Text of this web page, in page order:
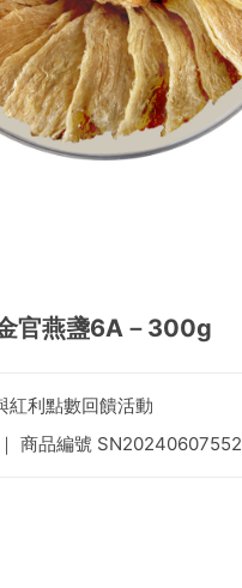
官燕盞6A－300g
紅利點數回饋活動
｜ 商品編號 SN20240607552